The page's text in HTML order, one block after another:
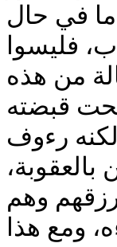
في حال
فليسوا
من هذه
قبضته
رءوف
بالعقوبة،
وهم
ومع هذا